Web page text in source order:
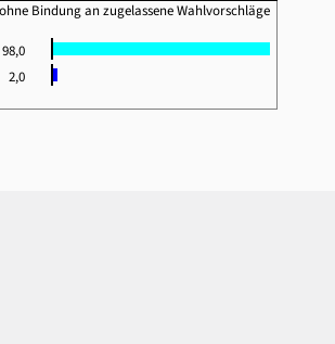
Bindung an zugelassene Wahlvorschläge
98,0
2,0